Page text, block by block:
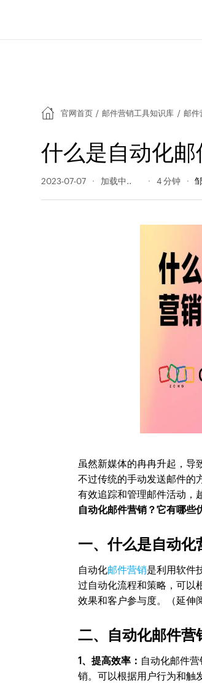
官网首页 / 邮件营销工具知识库 / 邮件
什么是自动化
2023-07-07 241 阅读量 4 分钟
虽然新媒体的冉冉升起，导
不过传统的手动发送邮件的
有效追踪和管理邮件活动，
自动化邮件营销？它有哪些
一、什么是自动化
自动化邮件营销是利用软件
过自动化流程和策略，可以
效果和客户参与度。（延伸
二、自动化邮件营
1、提高效率： 自动化邮件
销。可以根据用户行为和触